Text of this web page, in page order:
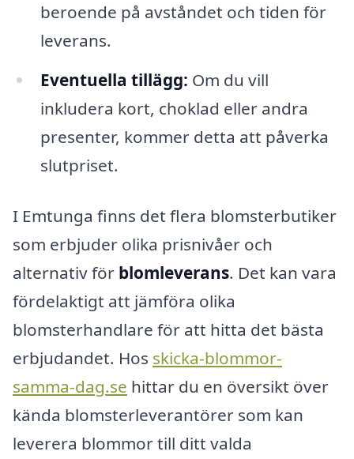
beroende på avståndet och tiden för
leverans.
Eventuella tillägg: Om du vill
inkludera kort, choklad eller andra
presenter, kommer detta att påverka
slutpriset.
I Emtunga finns det flera blomsterbutiker
som erbjuder olika prisnivåer och
alternativ för blomleverans. Det kan vara
fördelaktigt att jämföra olika
blomsterhandlare för att hitta det bästa
erbjudandet. Hos skicka-blommor-
samma-dag.se hittar du en översikt över
kända blomsterleverantörer som kan
leverera blommor till ditt valda